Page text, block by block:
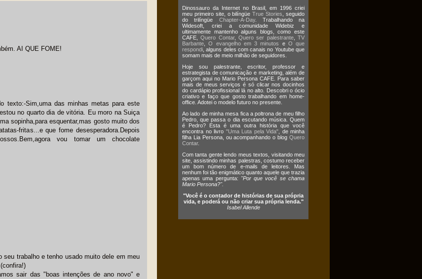
AI QUE FOME!
texto:-Sim,uma das minhas metas para este
no quarto dia de vitória. Eu moro na Suiça
sopinha,para esquentar,mas gosto muito dos
fritas...e que fome desesperadora.Depois
vou tomar um chocolate
seu trabalho e tenho usado muito dele em meu
sair das "boas intenções de ano novo" e
Dinossauro da Internet no Brasil, em 1996 criei
meu primeiro site, o bilíngüeTrue Stories , seguido
do trilíngüe Chapter-A-Day. Trabalhando na
Widesoft, criei a comunidade Widebiz e
ultimamente mantenho alguns blogs, como este
CAFE,Quero Contar,Quero ser palestrante,TV
Barbante ,O evangelho em 3 minutos e O que
respondi , alguns deles com canais no Youtube que
somam mais de meio milhão de seguidores.
Hoje sou palestrante, escritor, professor e
estrategista de comunicação e marketing, além de
garçom aqui no Mario Persona CAFE. Para saber
mais de meus serviços é só clicar nos docinhos
do cardápio profissional lá no alto. Descobri o ócio
criativo e faço que gosto trabalhando em home-
office. Adotei o modelo futuro no presente.
Ao lado de minha mesa fica a poltrona de meu filho
Pedro, que passa o dia escutando música. Quem
é Pedro? Esta é uma outra história que você
encontra no livro "Uma Luta pela Vida" , de minha
filha Lia Persona, ou acompanhando o blog Quero
Contar.
Com tanta gente lendo meus textos, visitando meu
site, assistindo minhas palestras, costumo receber
um bom número de e-mails de leitores. Mas
nenhum foi tão enigmático quanto aquele que trazia
apenas uma pergunta: "Por que você se chama
Mario Persona?".
"Você é o contador de histórias de sua própria
vida, e poderá ou não criar sua própria lenda."
Isabel Allende